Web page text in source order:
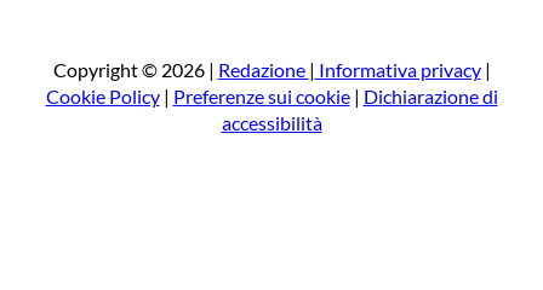
a
Copyright © 2026 | Redazione | Informativa privacy|
Cookie Policy| Preferenze sui cookie| Dichiarazione di
accessibilità